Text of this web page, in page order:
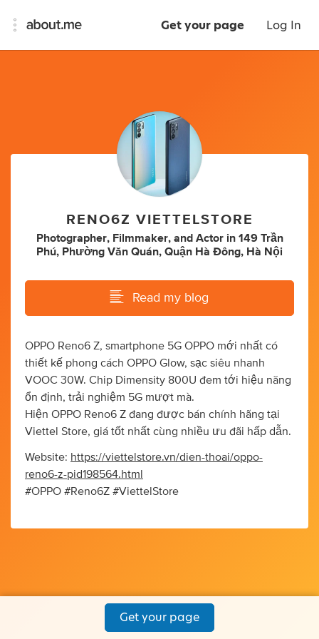
Get your page Log In
RENO6Z VIETTELSTORE
Photographer, Filmmaker, and Actor in 149 Trần
Phú, Phường Văn Quán, Quận Hà Đông, Hà Nội
Read my blog
OPPO Reno6 Z, smartphone 5G OPPO mới nhất có
thiết kế phong cách OPPO Glow, sạc siêu nhanh
VOOC 30W. Chip Dimensity 800U đem tới hiệu năng
ổn định, trải nghiệm 5G mượt mà.
Hiện OPPO Reno6 Z đang được bán chính hãng tại
Viettel Store, giá tốt nhất cùng nhiều ưu đãi hấp dẫn.
Website: https://viettelstore.vn/dien-thoai/oppo-
reno6-z-pid198564.html
#OPPO #Reno6Z #ViettelStore
Get your page